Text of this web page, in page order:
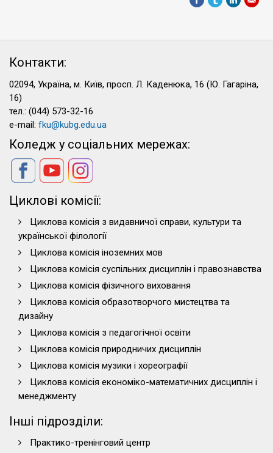
Контакти:
02094, Україна, м. Київ, просп. Л. Каденюка, 16 (Ю. Гагаріна,
16)
тел.: (044) 573-32-16
e-mail: fku@kubg.edu.ua
Коледж у соціальних мережах:
Циклові комісії:
Циклова комісія з видавничої справи, культури та
української філології
Циклова комісія іноземних мов
Циклова комісія суспільних дисциплін і правознавства
Циклова комісія фізичного виховання
Циклова комісія образотворчого мистецтва та
дизайну
Циклова комісія з педагогічної освіти
Циклова комісія природничих дисциплін
Циклова комісія музики і хореографії
Циклова комісія економіко-математичних дисциплін і
менеджменту
Інші підрозділи:
Практико-тренінговий центр